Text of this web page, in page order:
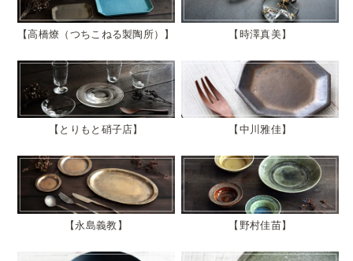
高橋燎（つちこねる製陶所） 時澤真美
とりもと硝子店 中川雅佳
永島義教 野村佳苗